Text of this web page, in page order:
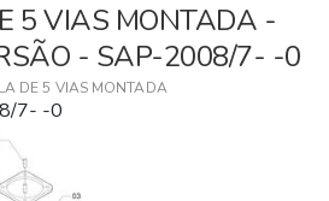
5 VIAS MONTADA -
- SAP-2008/7- -0
DE 5 VIAS MONTADA
7- -0